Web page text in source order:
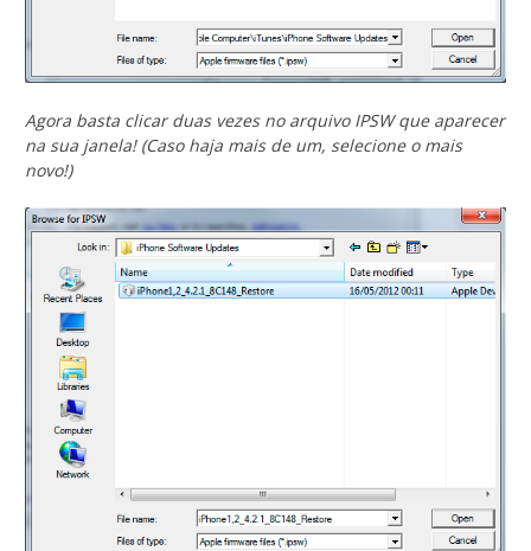
Agora basta clicar duas vezes no arquivo IPSW que aparecer
na sua janela! (Caso haja mais de um, selecione o mais
novo!)